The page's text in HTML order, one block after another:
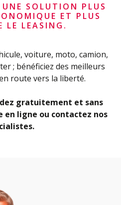
SOLUTION PLUS
ET PLUS
LE LEASING.
voiture, moto, camion,
; bénéficiez des meilleurs
route vers la liberté.
gratuitement et sans
en ligne ou contactez nos